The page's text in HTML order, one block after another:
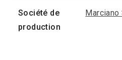
Société de
production
Marciano